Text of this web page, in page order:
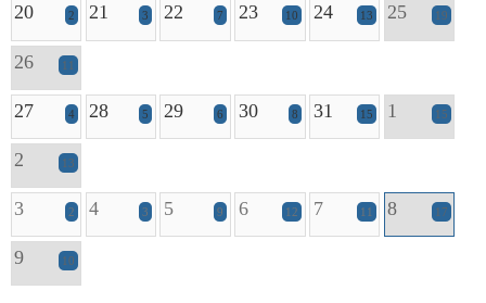
20 2 21 3 22 7 23 10 24 13 25 19
26 11
27 4 28 5 29 6 30 8 31 15 1 15
2 13
3 2 4 3 5 9 6 12 7 11 8 17
9 10